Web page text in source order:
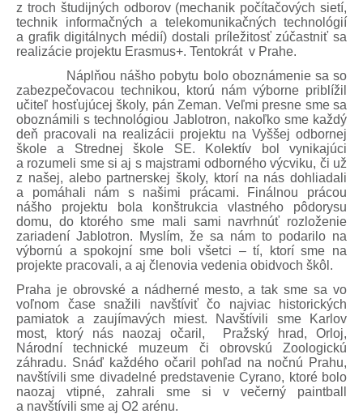
z troch študijných odborov (mechanik počítačových sietí,
technik informačných a telekomunikačných technológií
a grafik digitálnych médií) dostali príležitosť zúčastniť sa
realizácie projektu Erasmus+. Tentokrát v Prahe.
Náplňou nášho pobytu bolo oboznámenie sa so
zabezpečovacou technikou, ktorú nám výborne priblížil
učiteľ hosťujúcej školy, pán Zeman. Veľmi presne sme sa
oboznámili s technológiou Jablotron, nakoľko sme každý
deň pracovali na realizácii projektu na Vyššej odbornej
škole a Strednej škole SE. Kolektív bol vynikajúci
a rozumeli sme si aj s majstrami odborného výcviku, či už
z našej, alebo partnerskej školy, ktorí na nás dohliadali
a pomáhali nám s našimi prácami. Finálnou prácou
nášho projektu bola konštrukcia vlastného pôdorysu
domu, do ktorého sme mali sami navrhnúť rozloženie
zariadení Jablotron. Myslím, že sa nám to podarilo na
výbornú a spokojní sme boli všetci – tí, ktorí sme na
projekte pracovali, a aj členovia vedenia obidvoch škôl.
Praha je obrovské a nádherné mesto, a tak sme sa vo
voľnom čase snažili navštíviť čo najviac historických
pamiatok a zaujímavých miest. Navštívili sme Karlov
most, ktorý nás naozaj očaril, Pražský hrad, Orloj,
Národní technické muzeum či obrovskú Zoologickú
záhradu. Snáď každého očaril pohľad na nočnú Prahu,
navštívili sme divadelné predstavenie Cyrano, ktoré bolo
naozaj vtipné, zahrali sme si v večerný paintball
a navštívili sme aj O2 arénu.